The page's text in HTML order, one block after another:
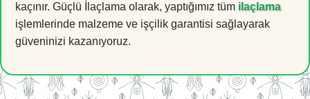
kaçınır. Güçlü İlaçlama olarak, yaptığımız tüm ilaçlama
işlemlerinde malzeme ve işçilik garantisi sağlayarak
güveninizi kazanıyoruz.